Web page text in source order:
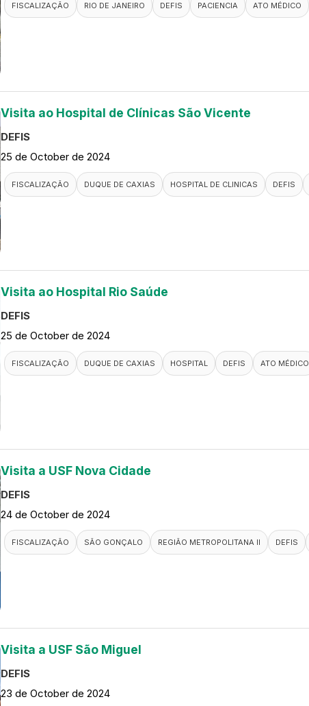
FISCALIZAÇÃO RIO DE JANEIRO DEFIS PACIENCIA ATO MÉDICO
Visita ao Hospital de Clínicas São Vicente
DEFIS
25 de October de 2024
FISCALIZAÇÃO DUQUE DE CAXIAS HOSPITAL DE CLINICAS DEFIS
Visita ao Hospital Rio Saúde
DEFIS
25 de October de 2024
FISCALIZAÇÃO DUQUE DE CAXIAS HOSPITAL DEFIS ATO MÉDICO
Visita a USF Nova Cidade
DEFIS
24 de October de 2024
FISCALIZAÇÃO SÃO GONÇALO REGIÃO METROPOLITANA II DEFIS
Visita a USF São Miguel
DEFIS
23 de October de 2024